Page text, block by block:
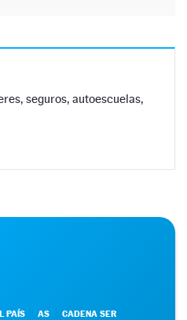
seguros, autoescuelas,
PAÍS AS CADENA SER